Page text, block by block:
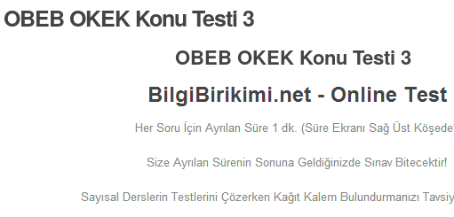
OBEB OKEK Konu Testi 3
OBEB OKEK Konu Testi 3